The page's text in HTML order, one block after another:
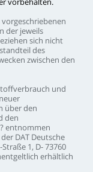
vorgeschriebenen
der jeweils
sich nicht
des
zwischen den
und
neuer
überden
den
entnommen
der DAT Deutsche
1, D-73760
erhältlich